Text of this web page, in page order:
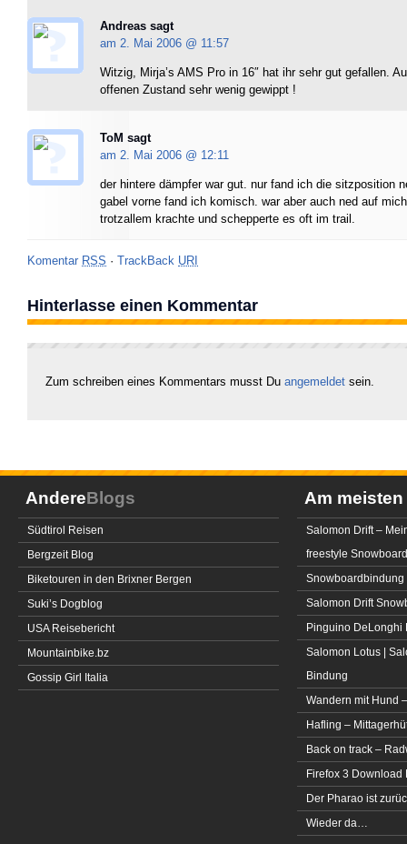
Andreas sagt
am 2. Mai 2006 @ 11:57
Witzig, Mirja’s AMS Pro in 16″ hat ihr sehr gut gefallen.
offenen Zustand sehr wenig gewippt !
ToM sagt
am 2. Mai 2006 @ 12:11
der hintere dämpfer war gut. nur fand ich die sitzposition
gabel vorne fand ich komisch. war aber auch ned auf
trotzallem krachte und schepperte es oft im trail.
Komentar RSS · TrackBack URI
Hinterlasse einen Kommentar
Zum schreiben eines Kommentars musst Du angemeldet sein.
AndereBlogs
Südtirol Reisen
Bergzeit Blog
Biketouren in den Brixner Bergen
Suki’s Dogblog
USA Reisebericht
Mountainbike.bz
Gossip Girl Italia
Am meisten
Salomon Drift –
freestyle Snowboard
Snowboardbindung
Salomon Drift
Pinguino DeLonghi
Salomon Lotus |
Bindung
Wandern mit Hund
Hafling –
Back on track –
Firefox 3 Download
Der Pharao ist
Wieder da…